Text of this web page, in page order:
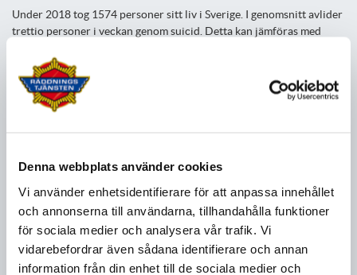
Denna webbplats använder cookies
Vi använder enhetsidentifierare för att anpassa innehållet
och annonserna till användarna, tillhandahålla funktioner
för sociala medier och analysera vår trafik. Vi
vidarebefordrar även sådana identifierare och annan
information från din enhet till de sociala medier och
Under 2018 tog 1574 personer sitt liv i Sverige. I genomsnitt avlider
trettio personer i veckan genom suicid. Detta kan jämföras med
nästan fem gånger så många människor genom självmord som i
trafiken.
Du kan påverka
och lär dig fyra steg som kan göra skillnad på
Steg för Livet är en informationskampanj från Västra
Götalandsregionen och Suicidprevention i Väst.
För dig som mår dåligt